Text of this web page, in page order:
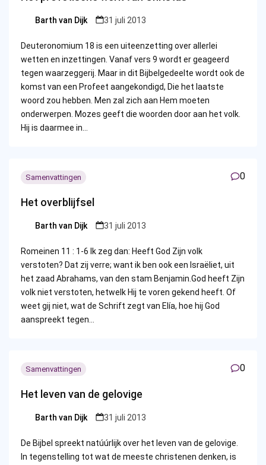
Posted
Barth van Dijk 31 juli 2013
Deuteronomium 18 is een uiteenzetting over allerlei
wetten en inzettingen. Vanaf vers 9 wordt er geageerd
tegen waarzeggerij. Maar in dit Bijbelgedeelte wordt ook de
komst van een Profeet aangekondigd, Die het laatste
woord zou hebben. Men zal zich aan Hem moeten
onderwerpen. Mozes geeft die woorden door aan het volk.
Hij is daarmee in…
Samenvattingen 0
Het overblijfsel
Posted
Barth van Dijk 31 juli 2013
Romeinen 11 : 1-6 Ik zeg dan: Heeft God Zijn volk
verstoten? Dat zij verre; want ik ben ook een Israëliet, uit
het zaad Abrahams, van den stam Benjamin.God heeft Zijn
volk niet verstoten, hetwelk Hij te voren gekend heeft. Of
weet gij niet, wat de Schrift zegt van Elía, hoe hij God
aanspreekt tegen…
Samenvattingen 0
Het leven van de gelovige
Posted
Barth van Dijk 31 juli 2013
De Bijbel spreekt natúúrlijk over het leven van de gelovige.
In tegenstelling tot wat de meeste christenen denken, is